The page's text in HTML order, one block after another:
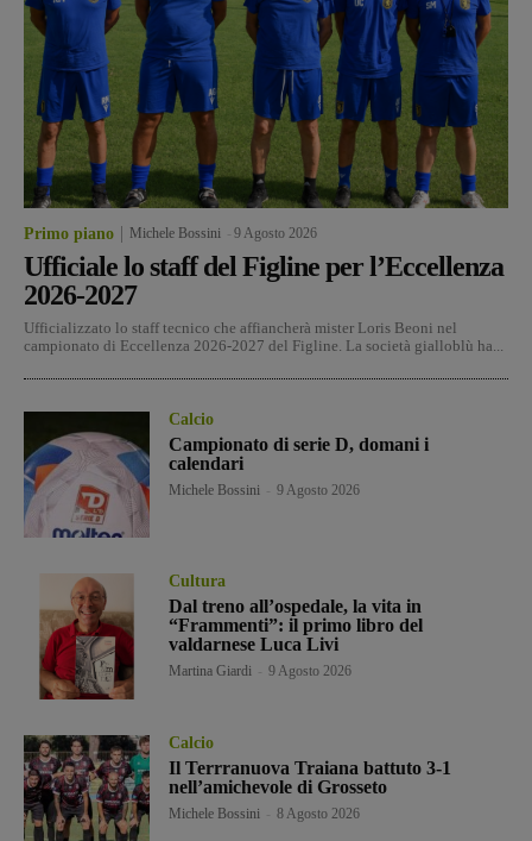
Primo piano Michele Bossini 9 Agosto 2026
Ufficiale lo staff del Figline per l’Eccellenza
2026-2027
Ufficializzato lo staff tecnico che affiancherà mister Loris Beoni nel
campionato di Eccellenza 2026-2027 del Figline. La società gialloblù ha...
Calcio
Campionato di serie D, domani i
calendari
Michele Bossini 9 Agosto 2026
Cultura
Dal treno all’ospedale, la vita in
“Frammenti”: il primo libro del
valdarnese Luca Livi
Martina Giardi 9 Agosto 2026
Calcio
Il Terrranuova Traiana battuto 3-1
nell’amichevole di Grosseto
Michele Bossini 8 Agosto 2026